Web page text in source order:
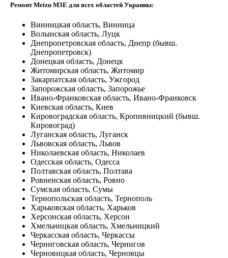
Ремонт Meizu M3E для всех областей Украины:
Винницкая область, Винница
Волынская область, Луцк
Днепропетровская область, Днепр (бывш.
Днепропетровск)
Донецкая область, Донецк
Житомирская область, Житомир
Закарпатская область, Ужгород
Запорожская область, Запорожье
Ивано-Франковская область, Ивано-Франковск
Киевская область, Киев
Кировоградская область, Кропивницкий (бывш.
Кировоград)
Луганская область, Луганск
Львовская область, Львов
Николаевская область, Николаев
Одесская область, Одесса
Полтавская область, Полтава
Ровненская область, Ровно
Сумская область, Сумы
Тернопольская область, Тернополь
Харьковская область, Харьков
Херсонская область, Херсон
Хмельницкая область, Хмельницкий
Черкасская область, Черкассы
Черниговская область, Чернигов
Черновицкая область, Черновцы